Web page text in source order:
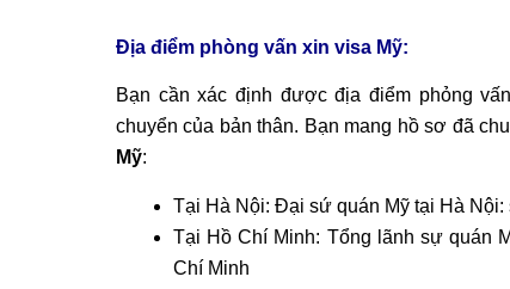
Địa điểm phòng vấn xin visa Mỹ:
Bạn cần xác định được địa điểm phỏng
chuyển của bản thân. Bạn mang hồ sơ đã
Mỹ:
Tại Hà Nội: Đại sứ quán Mỹ tại Hà
Tại Hồ Chí Minh: Tổng lãnh sự quán
Chí Minh